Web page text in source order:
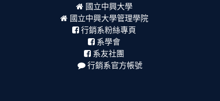
國立中興大學
國立中興大學管理學院
行銷系粉絲專頁
系學會
系友社團
行銷系官方帳號